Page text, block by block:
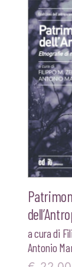
a cura di
Antonio